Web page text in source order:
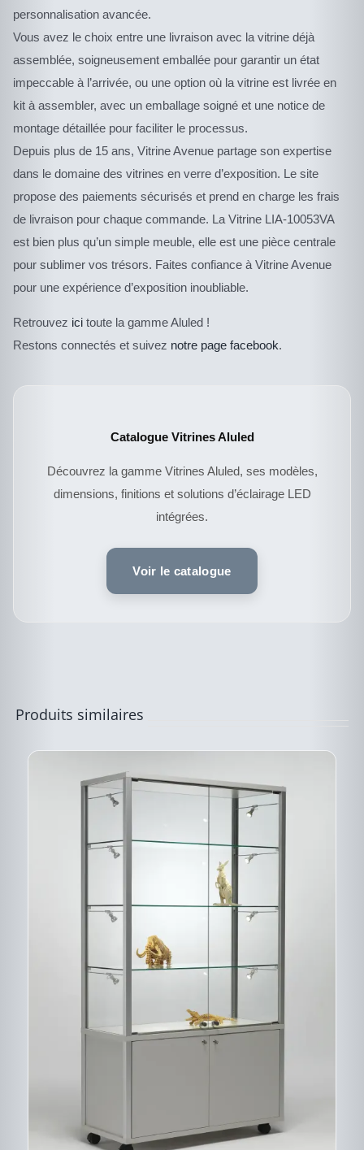
personnalisation avancée.
Vous avez le choix entre une livraison avec la vitrine déjà
assemblée, soigneusement emballée pour garantir un état
impeccable à l’arrivée, ou une option où la vitrine est livrée en
kit à assembler, avec un emballage soigné et une notice de
montage détaillée pour faciliter le processus.
Depuis plus de 15 ans, Vitrine Avenue partage son expertise
dans le domaine des vitrines en verre d’exposition. Le site
propose des paiements sécurisés et prend en charge les frais
de livraison pour chaque commande. La Vitrine LIA-10053VA
est bien plus qu’un simple meuble, elle est une pièce centrale
pour sublimer vos trésors. Faites confiance à Vitrine Avenue
pour une expérience d’exposition inoubliable.
Retrouvez icitoute la gamme Aluled !
Restons connectés et suivez notre page facebook.
Catalogue Vitrines Aluled
Découvrez la gamme Vitrines Aluled, ses modèles,
dimensions, finitions et solutions d’éclairage LED
intégrées.
Voir le catalogue
Produits similaires
PRODUIT
PRODUIT
VARIATIONS.
PRODUIT
A